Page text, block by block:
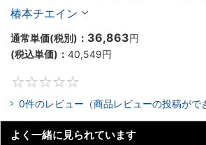
椿本チエイン
通常単価(税別)： 36,863円
(税込単価)： 40,549円
0件のレビュー（商品レビューの投稿がで
よく一緒に見られています